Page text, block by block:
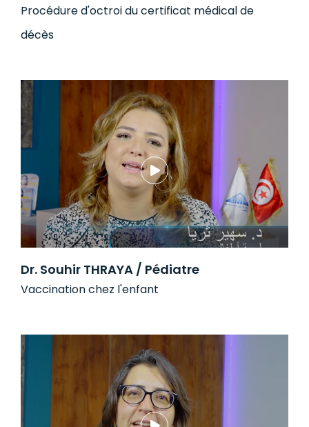
Procédure d'octroi du certificat médical de
décès
Dr. Souhir THRAYA / Pédiatre
Vaccination chez l'enfant